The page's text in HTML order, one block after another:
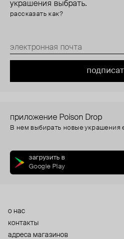
украшения выбрать.
рассказать как?
приложение Poison Drop
В нем выбирать новые украшения
загрузить в
Google Play
о нас
контакты
адреса магазинов